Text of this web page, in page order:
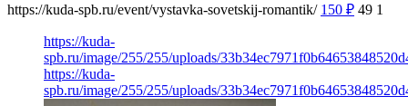
https://kuda-spb.ru/event/vystavka-sovetskij-romantik/ 150 ₽ 49 1
https://kuda-
spb.ru/image/255/255/uploads/
https://kuda-
spb.ru/image/255/255/uploads/